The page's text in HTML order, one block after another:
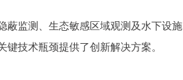
蔽监测、生态敏感区域观测及水下设施
技术瓶颈提供了创新解决方案。